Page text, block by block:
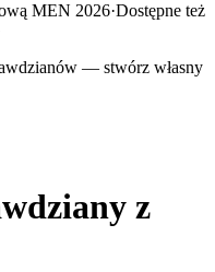
MEN 2026·Dostępne też
— stwórz własny
z